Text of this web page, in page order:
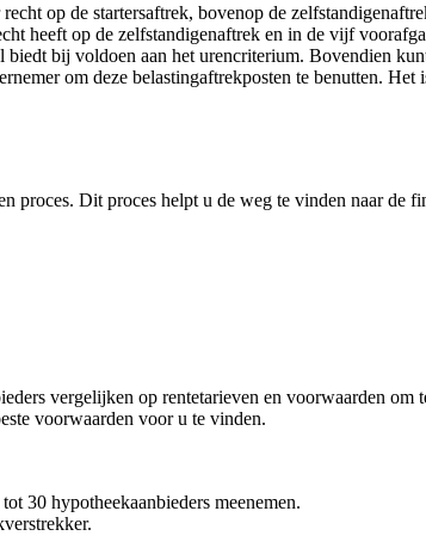
op de startersaftrek, bovenop de
heeft op de zelfstandigenaftrek en in de vijf
bij voldoen aan het urencriterium. Bovendien
om deze belastingaftrekposten te benutten. Het
proces. Dit proces helpt u de weg te vinden naar de
vergelijken op rentetarieven en voorwaarden om
voorwaarden voor u te vinden.
30 hypotheekaanbieders meenemen.